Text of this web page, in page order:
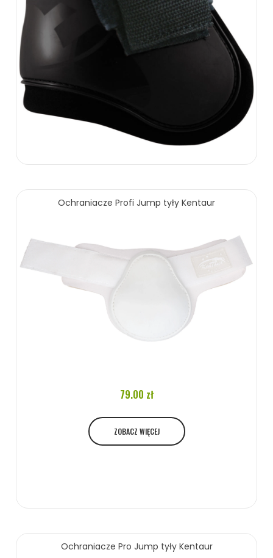
95.00 zł
Ochraniacze Profi Jump tyły Kentaur
79.00 zł
ZOBACZ WIĘCEJ
Ochraniacze Pro Jump tyły Kentaur